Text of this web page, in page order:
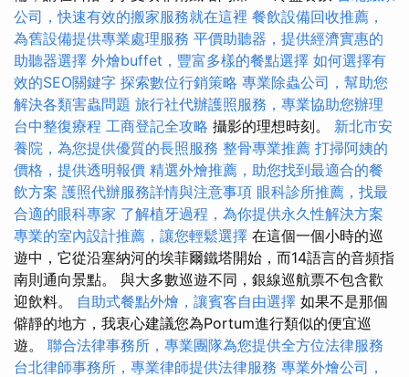
公司，快速有效的搬家服務就在這裡 餐飲設備回收推薦，
為舊設備提供專業處理服務 平價助聽器，提供經濟實惠的
助聽器選擇 外燴buffet，豐富多樣的餐點選擇 如何選擇有
效的SEO關鍵字 探索數位行銷策略 專業除蟲公司，幫助您
解決各類害蟲問題 旅行社代辦護照服務，專業協助您辦理
台中整復療程 工商登記全攻略 攝影的理想時刻。 新北市安
養院，為您提供優質的長照服務 整骨專業推薦 打掃阿姨的
價格，提供透明報價 精選外燴推薦，助您找到最適合的餐
飲方案 護照代辦服務詳情與注意事項 眼科診所推薦，找最
合適的眼科專家 了解植牙過程，為你提供永久性解決方案
專業的室內設計推薦，讓您輕鬆選擇 在這個一個小時的巡
遊中，它從沿塞納河的埃菲爾鐵塔開始，而14語言的音頻指
南則通向景點。 與大多數巡遊不同，銀線巡航票不包含歡
迎飲料。 自助式餐點外燴，讓賓客自由選擇 如果不是那個
僻靜的地方，我衷心建議您為Portum進行類似的便宜巡
遊。 聯合法律事務所，專業團隊為您提供全方位法律服務
台北律師事務所，專業律師提供法律服務 專業外燴公司，